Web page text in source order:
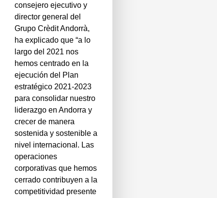
consejero ejecutivo y
director general del
Grupo Crèdit Andorrà,
ha explicado que “a lo
largo del 2021 nos
hemos centrado en la
ejecución del Plan
estratégico 2021-2023
para consolidar nuestro
liderazgo en Andorra y
crecer de manera
sostenida y sostenible a
nivel internacional. Las
operaciones
corporativas que hemos
cerrado contribuyen a la
competitividad presente